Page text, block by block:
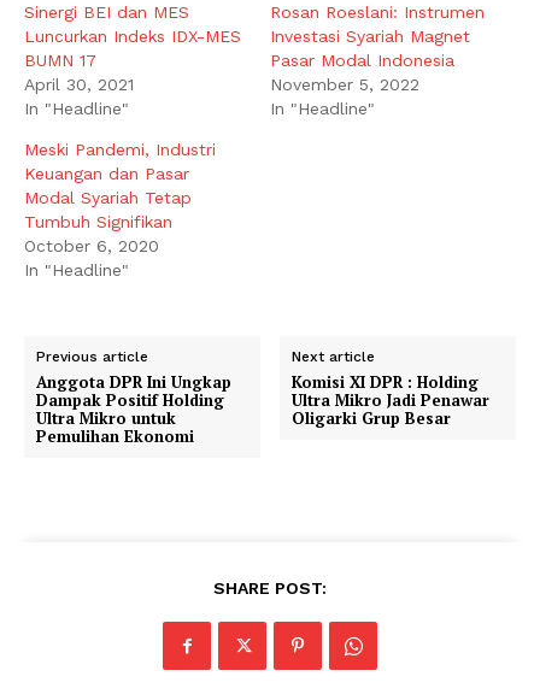
Sinergi BEI dan MES
Luncurkan Indeks IDX-MES
BUMN 17
April 30, 2021
In "Headline"
Rosan Roeslani: Instrumen
Investasi Syariah Magnet
Pasar Modal Indonesia
November 5, 2022
In "Headline"
Meski Pandemi, Industri
Keuangan dan Pasar
Modal Syariah Tetap
Tumbuh Signifikan
October 6, 2020
In "Headline"
Previous article
Anggota DPR Ini Ungkap
Dampak Positif Holding
Ultra Mikro untuk
Pemulihan Ekonomi
Next article
Komisi XI DPR : Holding
Ultra Mikro Jadi Penawar
Oligarki Grup Besar
SHARE POST: